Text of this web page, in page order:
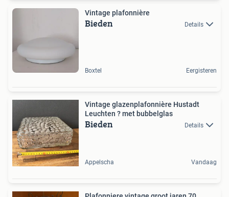
Vintage plafonnière
Bieden Details
Boxtel Eergisteren
Vintage glazenplafonnière Hustadt
Leuchten ? met bubbelglas
Bieden Details
Appelscha Vandaag